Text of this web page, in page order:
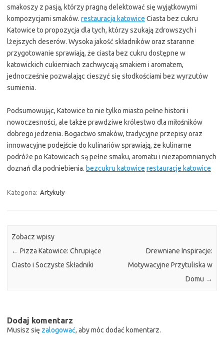
smakoszy z pasją, którzy pragną delektować się wyjątkowymi
kompozycjami smaków. restauracja katowice Ciasta bez cukru
Katowice to propozycja dla tych, którzy szukają zdrowszych i
lżejszych deserów. Wysoka jakość składników oraz staranne
przygotowanie sprawiają, że ciasta bez cukru dostępne w
katowickich cukierniach zachwycają smakiem i aromatem,
jednocześnie pozwalając cieszyć się słodkościami bez wyrzutów
sumienia.
Podsumowując, Katowice to nie tylko miasto pełne historii i
nowoczesności, ale także prawdziwe królestwo dla miłośników
dobrego jedzenia. Bogactwo smaków, tradycyjne przepisy oraz
innowacyjne podejście do kulinariów sprawiają, że kulinarne
podróże po Katowicach są pełne smaku, aromatu i niezapomnianych
doznań dla podniebienia. bezcukru katowice restauracje katowice
Kategoria: Artykuły
Zobacz wpisy
← Pizza Katowice: Chrupiące
Ciasto i Soczyste Składniki
Drewniane Inspiracje:
Motywacyjne Przytuliska w
Domu →
Dodaj komentarz
Musisz się zalogować, aby móc dodać komentarz.